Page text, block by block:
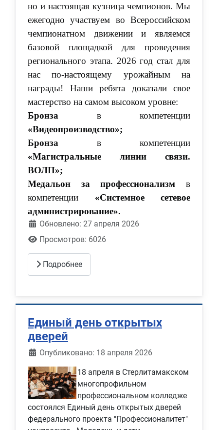
но и настоящая кузница чемпионов. Мы
ежегодно участвуем во Всероссийском
чемпионатном движении и являемся
базовой площадкой для проведения
регионального этапа. 2026 год стал для
нас по-настоящему урожайным на
награды! Наши ребята доказали свое
мастерство на самом высоком уровне:
Бронза в компетенции
«Видеопроизводство»;
Бронза в компетенции
«Магистральные линии связи.
ВОЛП»;
Медальон за профессионализм в
компетенции «Системное сетевое
администрирование».
Обновлено: 27 апреля 2026
Просмотров: 6026
Подробнее
Единый день открытых
дверей
Информация о материале
Опубликовано: 18 апреля 2026
18 апреля в Стерлитамакском
многопрофильном
профессиональном колледже
состоялся Единый день открытых дверей
федерального проекта "Профессионалитет"